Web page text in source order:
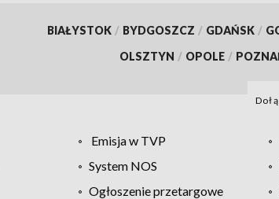
BIAŁYSTOK / BYDGOSZCZ / GDAŃSK /
OLSZTYN / OPOLE /
Emisja w TVP
System NOS
Ogłoszenie przetargowe